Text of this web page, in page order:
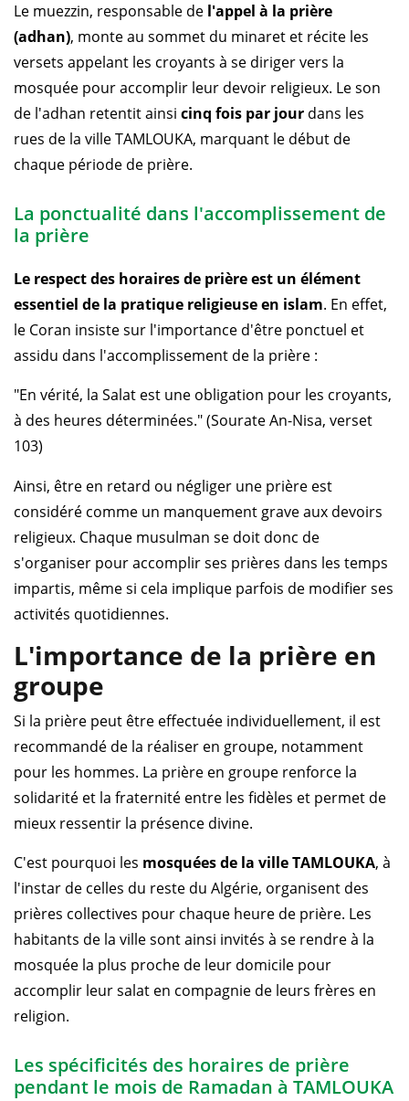
Le muezzin, responsable de l'appel à la prière
(adhan), monte au sommet du minaret et récite les
versets appelant les croyants à se diriger vers la
mosquée pour accomplir leur devoir religieux. Le son
de l'adhan retentit ainsi cinq fois par jour dans les
rues de la ville TAMLOUKA, marquant le début de
chaque période de prière.
La ponctualité dans l'accomplissement de
la prière
Le respect des horaires de prière est un élément
essentiel de la pratique religieuse en islam. En effet,
le Coran insiste sur l'importance d'être ponctuel et
assidu dans l'accomplissement de la prière :
"En vérité, la Salat est une obligation pour les croyants,
à des heures déterminées." (Sourate An-Nisa, verset
103)
Ainsi, être en retard ou négliger une prière est
considéré comme un manquement grave aux devoirs
religieux. Chaque musulman se doit donc de
s'organiser pour accomplir ses prières dans les temps
impartis, même si cela implique parfois de modifier ses
activités quotidiennes.
L'importance de la prière en
groupe
Si la prière peut être effectuée individuellement, il est
recommandé de la réaliser en groupe, notamment
pour les hommes. La prière en groupe renforce la
solidarité et la fraternité entre les fidèles et permet de
mieux ressentir la présence divine.
C'est pourquoi les mosquées de la ville TAMLOUKA, à
l'instar de celles du reste du Algérie, organisent des
prières collectives pour chaque heure de prière. Les
habitants de la ville sont ainsi invités à se rendre à la
mosquée la plus proche de leur domicile pour
accomplir leur salat en compagnie de leurs frères en
religion.
Les spécificités des horaires de prière
pendant le mois de Ramadan à TAMLOUKA